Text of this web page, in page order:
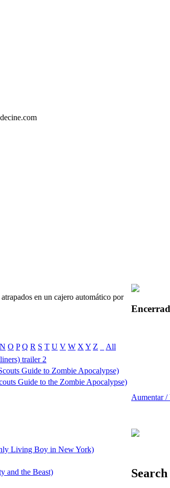
en un cajero automático por
N O P Q R S T U V W X Y Z
All
trailer 2
Guide to Zombie Apocalypse)
Guide to the Zombie Apocalypse)
Living Boy in New York)
and the Beast)
Aumentar /
Search